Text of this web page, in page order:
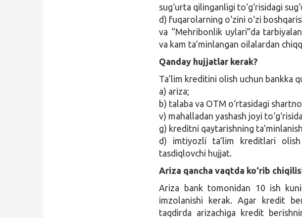
sug‘urta qilinganligi to‘g‘risidagi
d) fuqarolarning o‘zini o‘zi
va “Mehribonlik uylari”da
va kam ta’minlangan oilalardan
Qanday hujjatlar kerak?
Ta’lim kreditini olish uchun bankka
a) ariza;
b) talaba va OTM o‘rtasidagi
v) mahalladan yashash joyi
g) kreditni qaytarishning
d) imtiyozli ta’lim kreditlari
tasdiqlovchi hujjat.
Ariza qancha vaqtda ko‘rib
Ariza bank tomonidan 10 ish
imzolanishi kerak. Agar kredit
taqdirda arizachiga kredit